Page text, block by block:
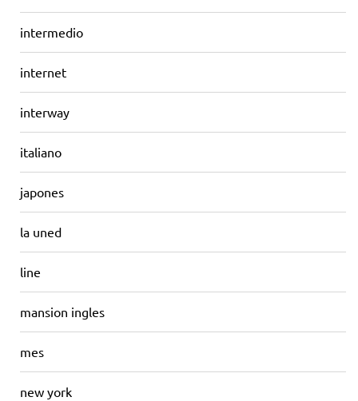
intermedio
internet
interway
italiano
japones
la uned
line
mansion ingles
mes
new york